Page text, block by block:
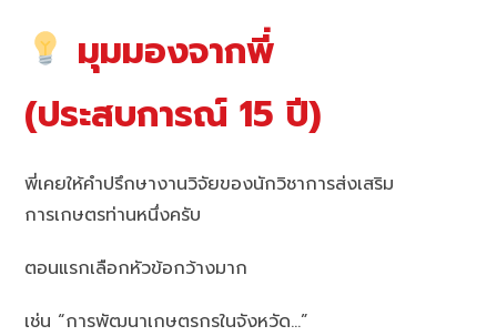
มุมมองจากพี่
(ประสบการณ์ 15 ปี)
พี่เคยให้คำปรึกษางานวิจัยของนักวิชาการส่งเสริม
การเกษตรท่านหนึ่งครับ
ตอนแรกเลือกหัวข้อกว้างมาก
เช่น “การพัฒนาเกษตรกรในจังหวัด…”